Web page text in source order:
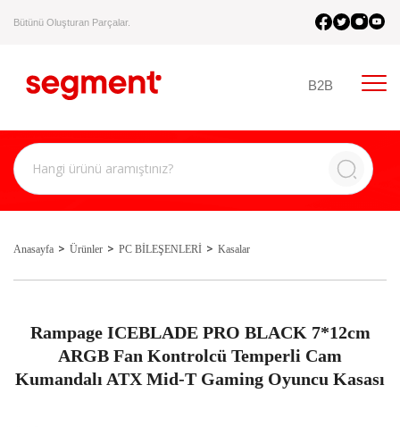
Bütünü Oluşturan Parçalar.
B2B
Anasayfa Ürünler PC BİLEŞENLERİ Kasalar
Rampage ICEBLADE PRO BLACK 7*12cm
ARGB Fan Kontrolcü Temperli Cam
Kumandalı ATX Mid-T Gaming Oyuncu Kasası